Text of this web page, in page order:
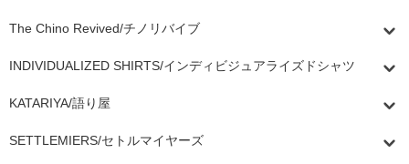
The Chino Revived/チノリバイブ
INDIVIDUALIZED SHIRTS/インディビジュアライズドシャツ
KATARIYA/語り屋
SETTLEMIERS/セトルマイヤーズ